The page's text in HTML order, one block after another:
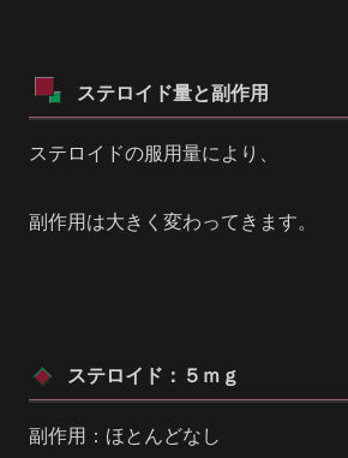
ステロイド量と副作用
ステロイドの服用量により、
副作用は大きく変わってきます。
ステロイド：５ｍｇ
副作用：ほとんどなし